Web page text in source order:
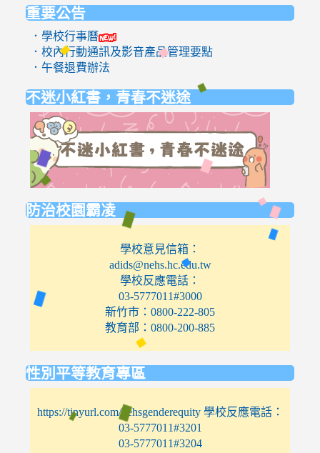
重要公告
．學校行事曆
．校內行動通訊及影音產品管理要點
．午餐退費辦法
不迷小紅書，青春不迷途
防治校園霸凌
學校意見信箱：
adids@nehs.hc.edu.tw
學校反應電話：
03-5777011#3000
新竹市：0800-222-805
教育部：0800-200-885
性別平等教育專區
https://tinyurl.com/nehsgenderequity 學校反應電話：
03-5777011#3201
03-5777011#3204